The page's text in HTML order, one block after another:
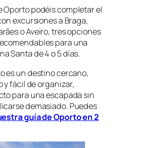
Oporto podéis completar el
excursiones a Braga,
o Aveiro, tres opciones
para una
Santa de 4 o 5 días.
es un destino cercano,
y fácil de organizar,
para una escapada sin
demasiado. Puedes
guía de Oporto en 2